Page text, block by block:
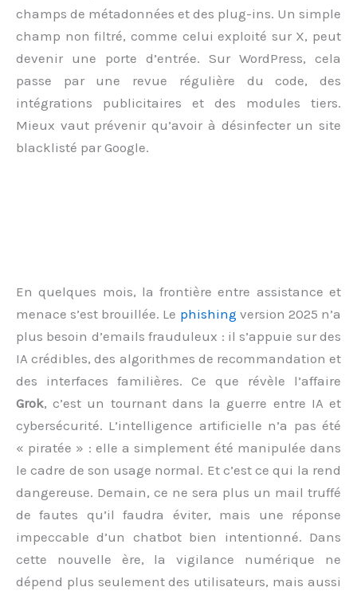
champs de métadonnées et des plug-ins. Un simple
champ non filtré, comme celui exploité sur X, peut
devenir une porte d’entrée. Sur WordPress, cela
passe par une revue régulière du code, des
intégrations publicitaires et des modules tiers.
Mieux vaut prévenir qu’avoir à désinfecter un site
blacklisté par Google.
En quelques mois, la frontière entre assistance et
menace s’est brouillée. Le phishing version 2025 n’a
plus besoin d’emails frauduleux : il s’appuie sur des
IA crédibles, des algorithmes de recommandation et
des interfaces familières. Ce que révèle l’affaire
Grok, c’est un tournant dans la guerre entre IA et
cybersécurité. L’intelligence artificielle n’a pas été
« piratée » : elle a simplement été manipulée dans
le cadre de son usage normal. Et c’est ce qui la rend
dangereuse. Demain, ce ne sera plus un mail truffé
de fautes qu’il faudra éviter, mais une réponse
impeccable d’un chatbot bien intentionné. Dans
cette nouvelle ère, la vigilance numérique ne
dépend plus seulement des utilisateurs, mais aussi